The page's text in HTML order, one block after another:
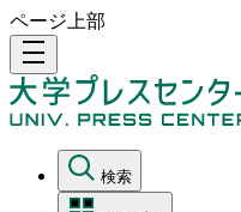
ページ上部
density_medium
検索